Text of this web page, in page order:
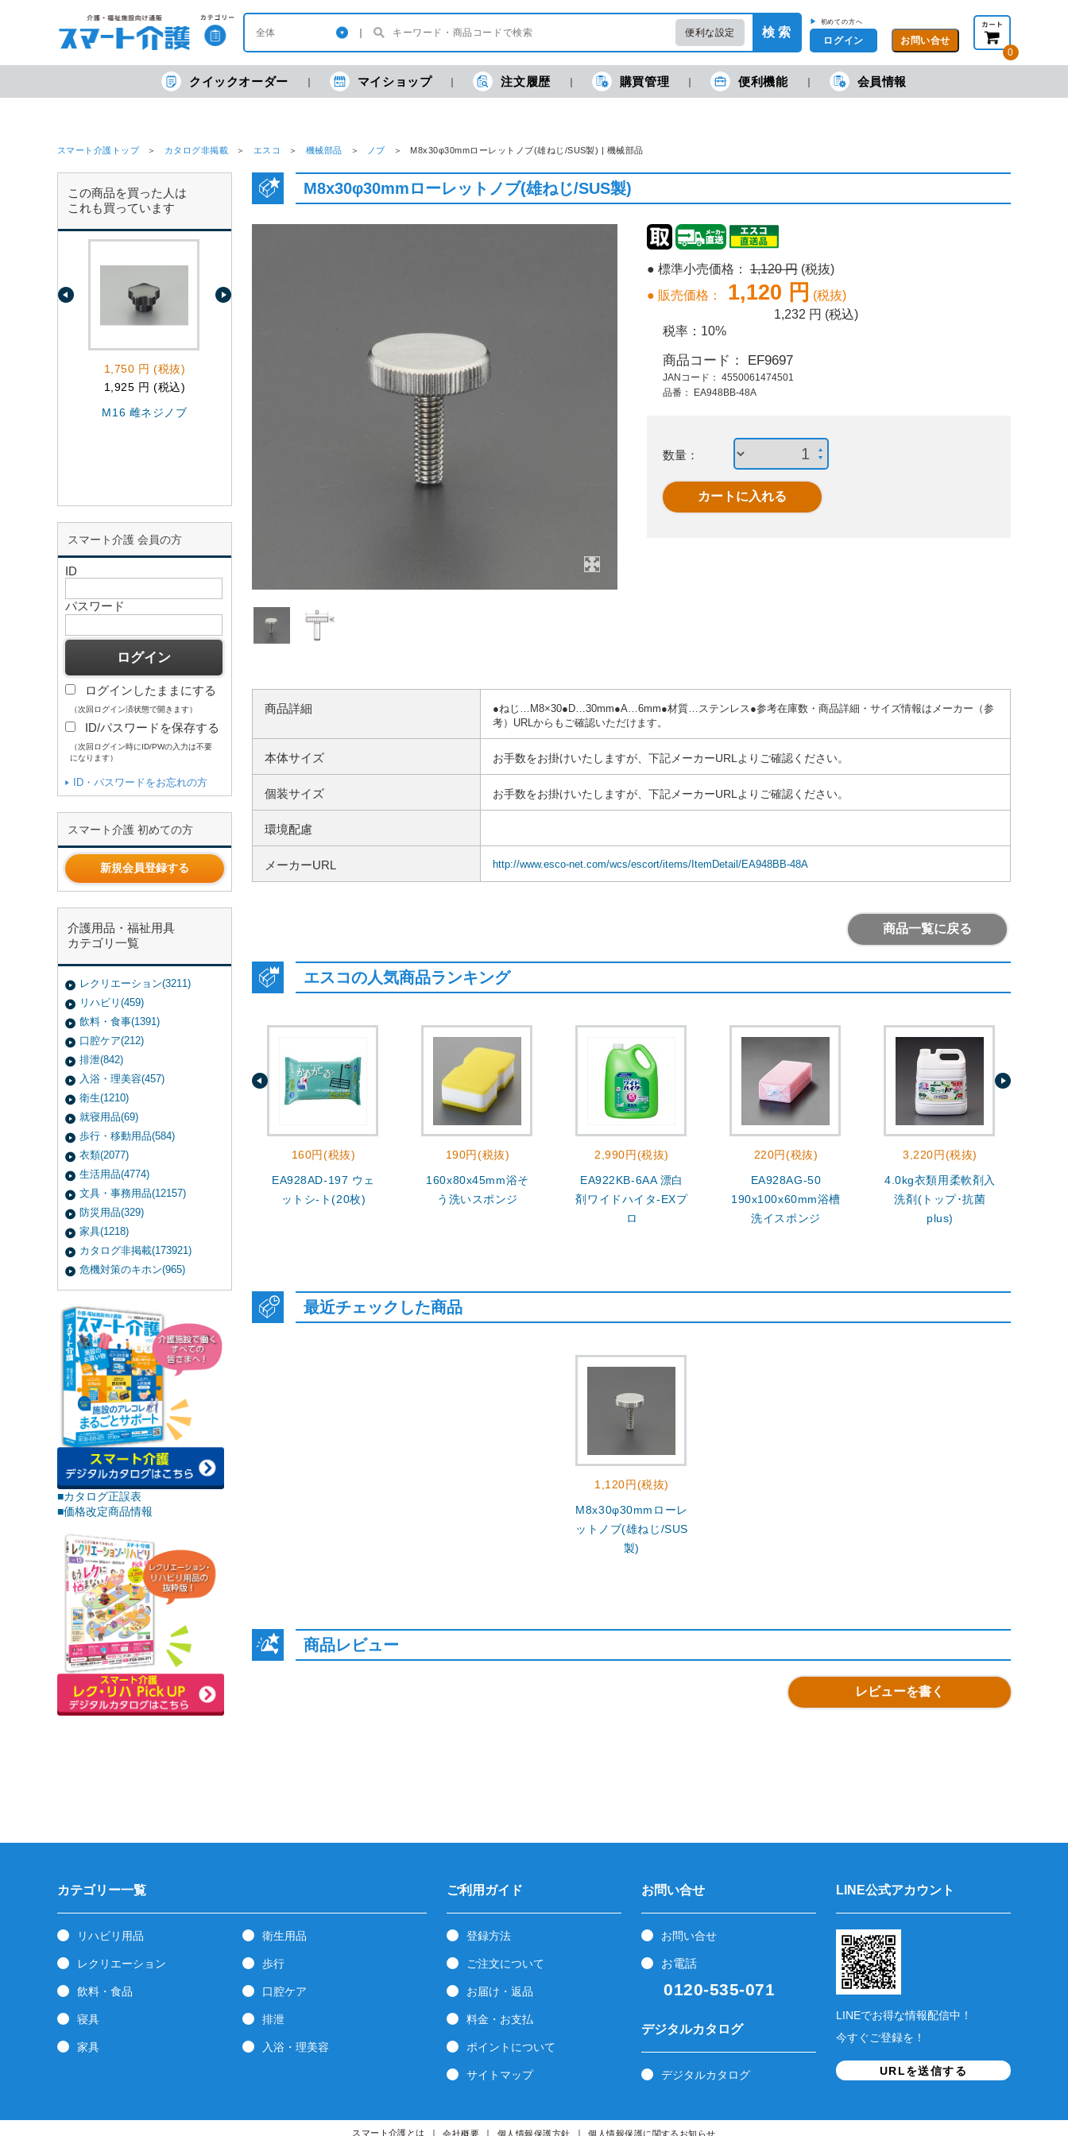
便利な設定 検 索
▶ 初めての方へ
ログイン
0
現在の金額合計： 円 (税抜) 円(税込)
クイックオーダー マイショップ 注文履歴 購買管理 便利機能 会員情報
スマート介護トップ カタログ非掲載 エスコ 機械部品 ノブ M8x30φ30mmローレットノブ(雄ねじ/SUS製) | 機械部品
この商品を買った人は
これも買っています
1,750 円 (税抜)
1,925 円 (税込)
M16 雌ネジノブ
1,510 円 (税抜)
1,661 円 (税込)
EA948AF-25
M12x30/94x21T型ノ
ブ(雄ネジ)
780 円 (税抜)
858 円 (税込)
スマート介護 会員の方
ID
パスワード
ログインしたままにする
（次回ログイン済状態で開きます）
ID/パスワードを保存する
（次回ログイン時にID/PWの入力は不要
になります）
ID・パスワードをお忘れの方
スマート介護 初めての方
新規会員登録する
介護用品・福祉用具
カテゴリ一覧
レクリエーション(3211)
リハビリ(459)
飲料・食事(1391)
口腔ケア(212)
排泄(842)
入浴・理美容(457)
衛生(1210)
就寝用品(69)
歩行・移動用品(584)
衣類(2077)
生活用品(4774)
文具・事務用品(12157)
防災用品(329)
家具(1218)
カタログ非掲載(173921)
危機対策のキホン(965)
■カタログ正誤表
■価格改定商品情報
M8x30φ30mmローレットノブ(雄ねじ/SUS製)
● 標準小売価格：1,120 円 (税抜)
● 販売価格：
1,120 円 (税抜)
1,232 円 (税込)
税率： 10%
商品コード： EF9697
JANコード： 4550061474501
品番：
EA948BB-48A
数量：
商品詳細
●ねじ…M8×30●D…30mm●A…6mm●材質…ステンレス●参考在庫数・商品詳細・サイズ情報はメーカー（参
考）URLからもご確認いただけます。
本体サイズ お手数をお掛けいたしますが、下記メーカーURLよりご確認ください。
個装サイズ お手数をお掛けいたしますが、下記メーカーURLよりご確認ください。
環境配慮
メーカーURL http://www.esco-net.com/wcs/escort/items/ItemDetail/EA948BB-48A
商品一覧に戻る
エスコの人気商品ランキング
160円(税抜)
EA928AD-197 ウェ
ットシ-ト(20枚)
190円(税抜)
160x80x45mm浴そ
う洗いスポンジ
2,990円(税抜)
EA922KB-6AA 漂白
剤ワイドハイタ-EXプ
ロ
220円(税抜)
EA928AG-50
190x100x60mm浴槽
洗イスポンジ
3,220円(税抜)
4.0kg衣類用柔軟剤入
洗剤(トップ･抗菌
plus)
最近チェックした商品
1,120円(税抜)
M8x30φ30mmローレ
ットノブ(雄ねじ/SUS
製)
商品レビュー
レビューを書く
カテゴリー一覧
リハビリ用品 衛生用品
レクリエーション 歩行
飲料・食品 口腔ケア
寝具 排泄
家具 入浴・理美容
ご利用ガイド
登録方法
ご注文について
お届け・返品
料金・お支払
ポイントについて
サイトマップ
お問い合せ
お問い合せ
お電話
0120-535-071
デジタルカタログ
デジタルカタログ
LINE公式アカウント
LINEでお得な情報配信中！
今すぐご登録を！
URLを送信する
スマート介護とは 会社概要 個人情報保護方針 個人情報保護に関するお知らせ